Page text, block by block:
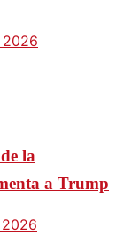
la
a Trump